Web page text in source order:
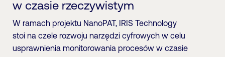
w czasie rzeczywistym
W ramach projektu NanoPAT, IRIS Technology
stoi na czele rozwoju narzędzi cyfrowych w celu
usprawnienia monitorowania procesów w czasie